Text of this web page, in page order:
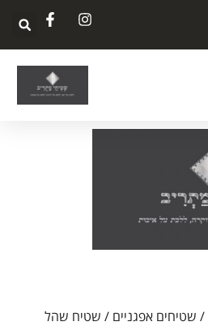
/ שטיחים אפגניים / שטיח שהל